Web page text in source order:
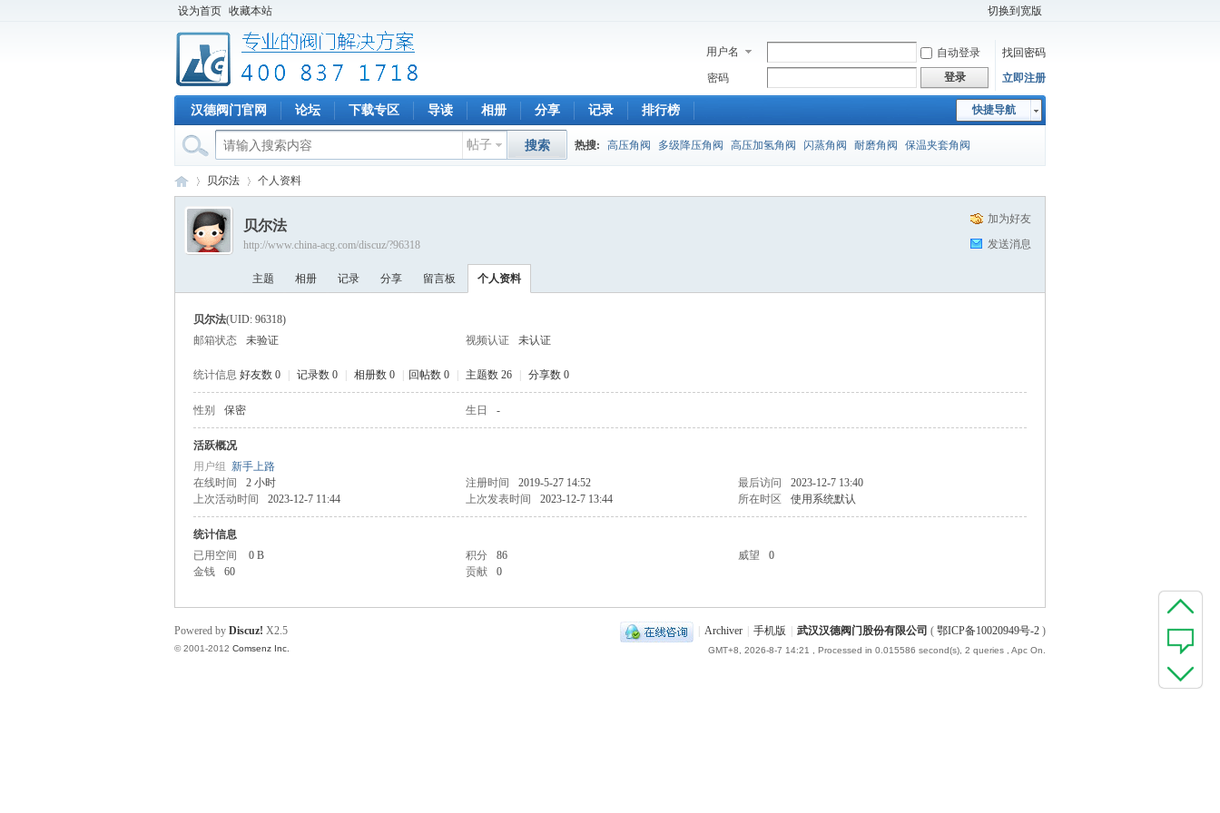
设为首页 收藏本站 切换到宽版
用户名 自动登录
找回密码
密码
登录 立即注册
快捷导航
汉德阀门官网 论坛 下载专区 导读 相册 分享 记录 排行榜
帖子 搜索 热搜: 高压角阀 多级降压角阀 高压加氢角阀 闪蒸角阀 耐磨角阀 保温夹套角阀
›
贝尔法 个人资料
加为好友
发送消息
贝尔法
http://www.china-acg.com/discuz/?96318
主题 相册 记录 分享 留言板 个人资料
贝尔法(UID: 96318)
邮箱状态
未验证 视频认证 未认证
统计信息 好友数 0 记录数 0 相册数 0 回帖数 0 主题数 26 分享数 0
性别 保密 生日 -
活跃概况
用户组 新手上路
在线时间
2 小时 注册时间 2019-5-27 14:52 最后访问
2023-12-7 13:40
上次活动时间
2023-12-7 11:44 上次发表时间 2023-12-7 13:44 所在时区 使用系统默认
统计信息
已用空间
0 B 积分 86 威望
0
金钱
60 贡献 0
Archiver 手机版 武汉汉德阀门股份有限公司 ( 鄂ICP备10020949号-2 )
GMT+8, 2026-8-7 14:21 , Processed in 0.015586 second(s), 2 queries , Apc On.
Powered by Discuz! X2.5
© 2001-2012 Comsenz Inc.